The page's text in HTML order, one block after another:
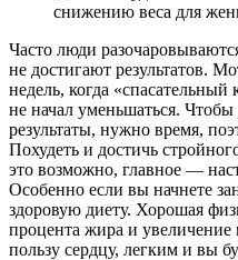
Часто люди
не достигают результатов.
недель, когда
не начал уменьшаться. Чтобы
результаты, нужно время,
Похудеть и достичь
это возможно, главное —
Особенно если вы начнете
здоровую диету. Хорошая
процента жира и
пользу сердцу, легким и вы